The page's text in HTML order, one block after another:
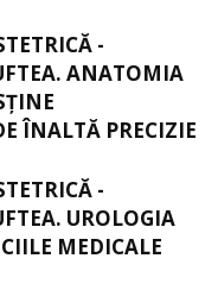
-
ANATOMIA
ÎNALTĂ PRECIZIE
-
UROLOGIA
MEDICALE